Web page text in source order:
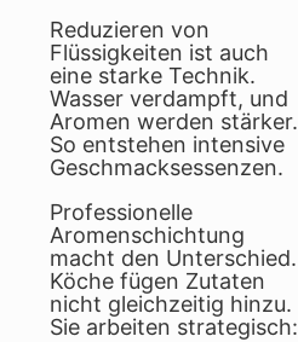
Reduzieren von
Flüssigkeiten ist auch
eine starke Technik.
Wasser verdampft, und
Aromen werden stärker.
So entstehen intensive
Geschmacksessenzen.
Professionelle
Aromenschichtung
macht den Unterschied.
Köche fügen Zutaten
nicht gleichzeitig hinzu.
Sie arbeiten strategisch: